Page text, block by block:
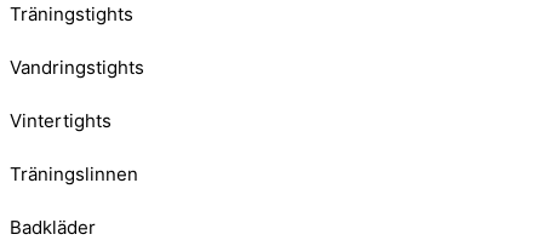
Träningstights
Vandringstights
Vintertights
Träningslinnen
Badkläder